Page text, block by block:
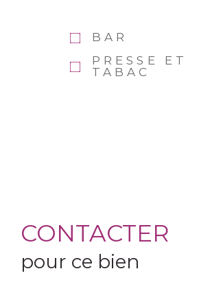
BAR
PRESSE ET
TABAC
CONTACTER
pour ce bien